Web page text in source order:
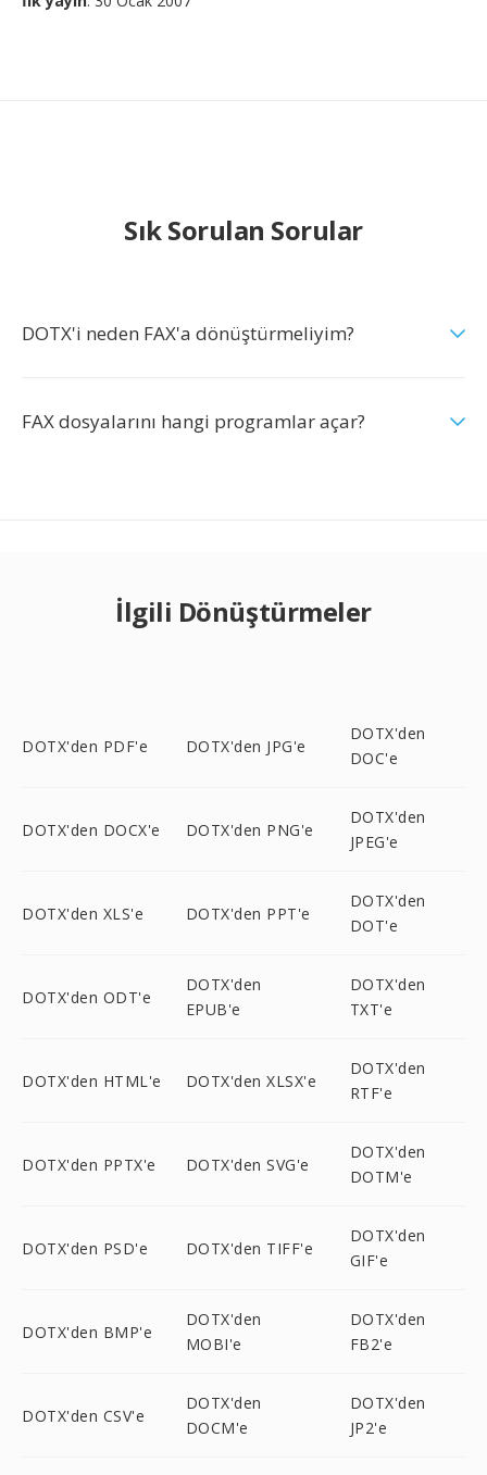
Sık Sorulan Sorular
DOTX'i neden FAX'a dönüştürmeliyim?
FAX dosyalarını hangi programlar açar?
İlgili Dönüştürmeler
DOTX'den PDF'e DOTX'den JPG'e
DOTX'den
DOC'e
DOTX'den DOCX'e DOTX'den PNG'e
DOTX'den
JPEG'e
DOTX'den XLS'e DOTX'den PPT'e
DOTX'den
DOT'e
DOTX'den ODT'e
DOTX'den
EPUB'e
DOTX'den
TXT'e
DOTX'den HTML'e DOTX'den XLSX'e
DOTX'den
RTF'e
DOTX'den PPTX'e DOTX'den SVG'e
DOTX'den
DOTM'e
DOTX'den PSD'e DOTX'den TIFF'e
DOTX'den
GIF'e
DOTX'den BMP'e
DOTX'den
MOBI'e
DOTX'den
FB2'e
DOTX'den CSV'e
DOTX'den
DOCM'e
DOTX'den
JP2'e